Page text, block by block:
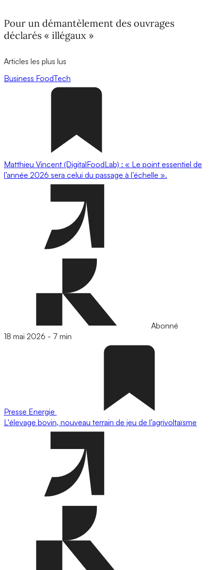
Pour un démantèlement des ouvrages
déclarés « illégaux »
Articles les plus lus
Business FoodTech
Matthieu Vincent (DigitalFoodLab) : « Le point essentiel de
l’année 2026 sera celui du passage à l’échelle ».
Abonné
18 mai 2026 - 7 min
Presse Energie
L'élevage bovin, nouveau terrain de jeu de l’agrivoltaïsme